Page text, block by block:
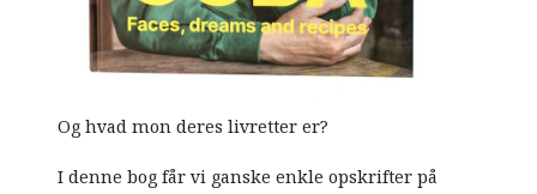
Og hvad mon deres livretter er?
I denne bog får vi ganske enkle opskrifter på